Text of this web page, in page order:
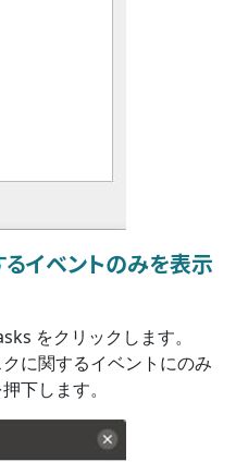
イベントのみを表示
をクリックします。
に関するイベントにのみ
下します。